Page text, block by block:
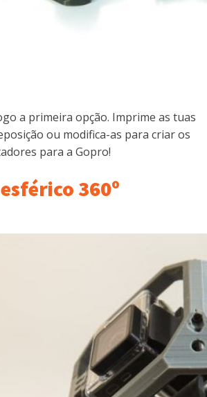
a primeira opção. Imprime as tuas
ou modifica-as para criar os
para a Gopro!
360º